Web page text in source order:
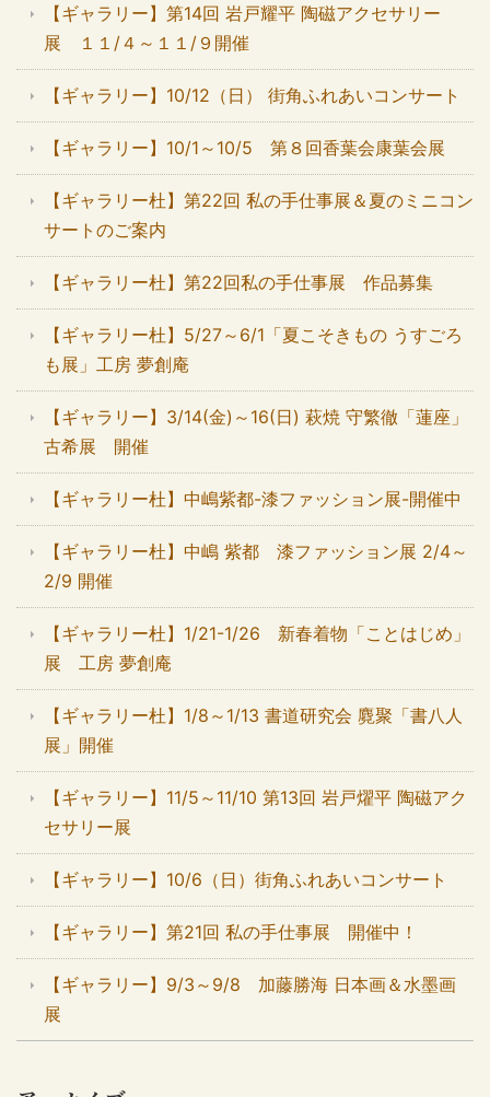
【ギャラリー】第14回 岩戸耀平 陶磁アクセサリー
展 １１/４～１１/９開催
【ギャラリー】10/12（日） 街角ふれあいコンサート
【ギャラリー】10/1～10/5 第８回香葉会康葉会展
【ギャラリー杜】第22回 私の手仕事展＆夏のミニコン
サートのご案内
【ギャラリー杜】第22回私の手仕事展 作品募集
【ギャラリー杜】5/27～6/1「夏こそきもの うすごろ
も展」工房 夢創庵
【ギャラリー】3/14(金)～16(日) 萩焼 守繁徹「蓮座」
古希展 開催
【ギャラリー杜】中嶋紫都-漆ファッション展-開催中
【ギャラリー杜】中嶋 紫都 漆ファッション展 2/4～
2/9 開催
【ギャラリー杜】1/21-1/26 新春着物「ことはじめ」
展 工房 夢創庵
【ギャラリー杜】1/8～1/13 書道研究会 麑聚「書八人
展」開催
【ギャラリー】11/5～11/10 第13回 岩戸燿平 陶磁アク
セサリー展
【ギャラリー】10/6（日）街角ふれあいコンサート
【ギャラリー】第21回 私の手仕事展 開催中！
【ギャラリー】9/3～9/8 加藤勝海 日本画＆水墨画
展